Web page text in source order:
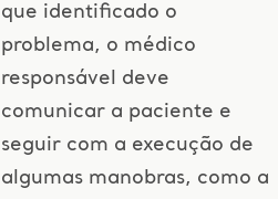
que identificado o
problema, o médico
responsável deve
comunicar a paciente e
seguir com a execução de
algumas manobras, como a